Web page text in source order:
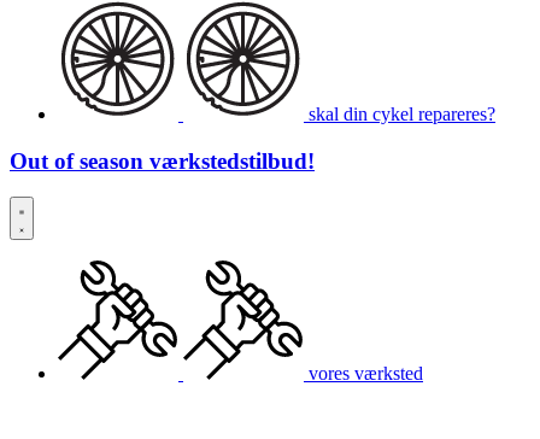
skal din cykel repareres?
Out of season værkstedstilbud!
vores værksted